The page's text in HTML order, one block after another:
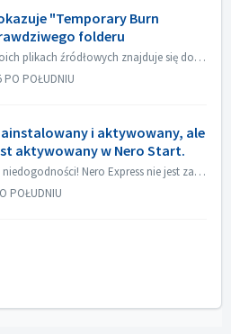
"Temporary Burn
folderu
Wygląda na to, że w twoich plikach źródłowych znajduje się dodatkowy plik desktop.ini. Explorer odczytuje ten plik i stwierdza, że ten konkretny folder ma z...
POŁUDNIU
i aktywowany, ale
aktywowany w Nero Start.
Bardzo przepraszam za niedogodności! Nero Express nie jest zawarty w samodzielnym produkcie Nero BurningRom. Nero Express jest sprzedawany w sklepach offl...
POŁUDNIU